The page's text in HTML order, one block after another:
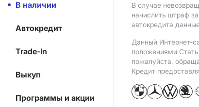
В наличии
Автокредит
Trade-In
Выкуп
Программы и акции
В случае
начислить штраф
автокредита
Данный Интернет-
положениями
пожалуйста,
Кредит